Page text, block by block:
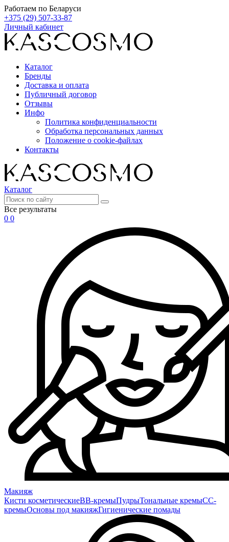
Работаем по Беларуси
+375 (29) 507-33-87
Личный кабинет
Каталог
Бренды
Доставка и оплата
Публичный договор
Отзывы
Инфо
Политика конфиденциальности
Обработка персональных данных
Положение о cookie-файлах
Контакты
Каталог
Все результаты
0 0
Макияж
Кисти косметическиеBB-кремыПудрыТональные кремыCC-
кремыОсновы под макияжГигиенические помады